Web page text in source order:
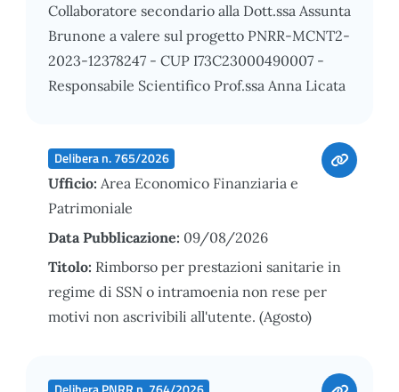
Collaboratore secondario alla Dott.ssa Assunta
Brunone a valere sul progetto PNRR-MCNT2-
2023-12378247 - CUP I73C23000490007 -
Responsabile Scientifico Prof.ssa Anna Licata
Delibera n. 765/2026
Ufficio: Area Economico Finanziaria e
Patrimoniale
Data Pubblicazione: 09/08/2026
Titolo: Rimborso per prestazioni sanitarie in
regime di SSN o intramoenia non rese per
motivi non ascrivibili all'utente. (Agosto)